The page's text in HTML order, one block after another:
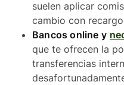
suelen aplicar
cambio con
Bancos online y
que te ofrecen la
transferencias